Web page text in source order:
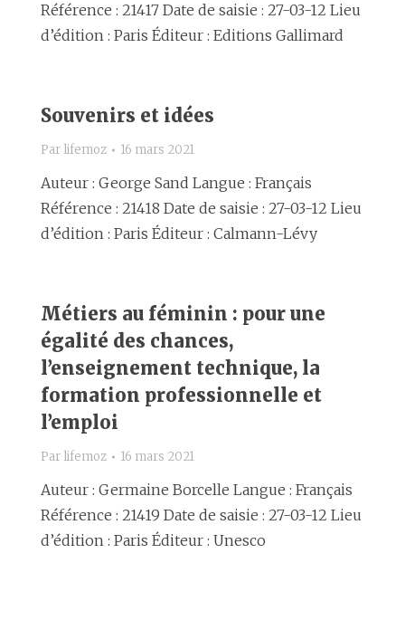
Référence : 21417 Date de saisie : 27-03-12 Lieu
d’édition : Paris Éditeur : Editions Gallimard
Souvenirs et idées
Par lifemoz 16 mars 2021
Auteur : George Sand Langue : Français
Référence : 21418 Date de saisie : 27-03-12 Lieu
d’édition : Paris Éditeur : Calmann-Lévy
Métiers au féminin : pour une
égalité des chances,
l’enseignement technique, la
formation professionnelle et
l’emploi
Par lifemoz 16 mars 2021
Auteur : Germaine Borcelle Langue : Français
Référence : 21419 Date de saisie : 27-03-12 Lieu
d’édition : Paris Éditeur : Unesco